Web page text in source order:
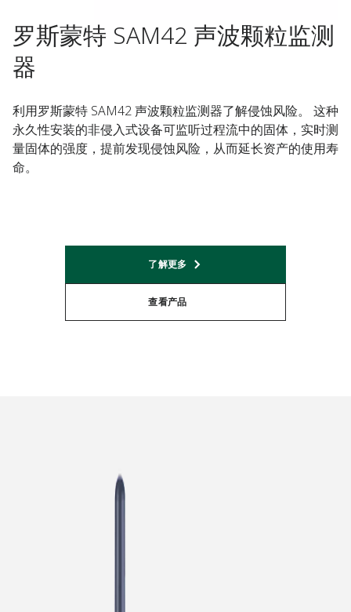
罗斯蒙特 SAM42 声波颗粒监测
器
利用罗斯蒙特 SAM42 声波颗粒监测器了解侵蚀风险。 这种
永久性安装的非侵入式设备可监听过程流中的固体，实时测
量固体的强度，提前发现侵蚀风险，从而延长资产的使用寿
命。
了解更多​
查看产品